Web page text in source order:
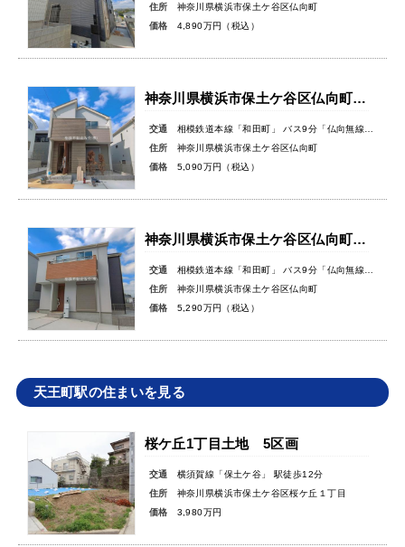
住所
神奈川県横浜市保土ケ谷区仏向町
価格
4,890万円（税込）
神奈川県横浜市保土ケ谷区仏向町新築戸建
交通
相模鉄道本線「和田町」 バス9分「仏向無線塔」バス停徒歩3分
住所
神奈川県横浜市保土ケ谷区仏向町
価格
5,090万円（税込）
神奈川県横浜市保土ケ谷区仏向町新築戸建
交通
相模鉄道本線「和田町」 バス9分「仏向無線塔」バス停徒歩3分
住所
神奈川県横浜市保土ケ谷区仏向町
価格
5,290万円（税込）
天王町駅の住まいを見る
桜ケ丘1丁目土地 5区画
交通
横須賀線「保土ケ谷」 駅徒歩12分
住所
神奈川県横浜市保土ケ谷区桜ケ丘１丁目
価格
3,980万円